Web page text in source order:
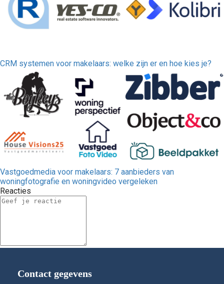
CRM systemen voor makelaars: welke zijn er en hoe kies je?
Vastgoedmedia voor makelaars: 7 aanbieders van
woningfotografie en woningvideo vergeleken
Reacties
Contact gegevens